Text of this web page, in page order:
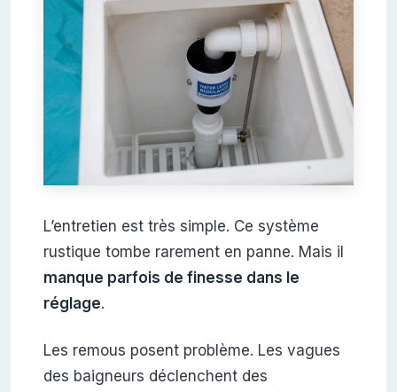
L’entretien est très simple. Ce système
rustique tombe rarement en panne. Mais il
manque parfois de finesse dans le
réglage.
Les remous posent problème. Les vagues
des baigneurs déclenchent des